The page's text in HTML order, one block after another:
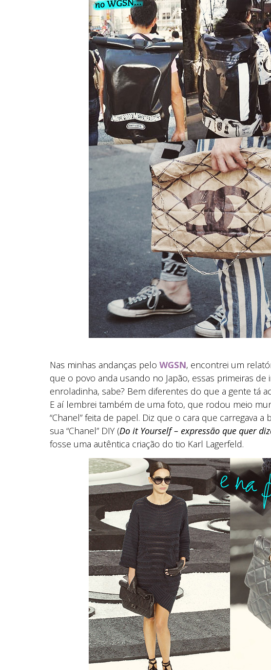
Nas minhas andanças pelo WGSN, encontrei um
que o povo anda usando no Japão, essas primeiras
enroladinha, sabe? Bem diferentes do que a gente tá
E aí lembrei também de uma foto, que rodou meio
“Chanel” feita de papel. Diz que o cara que carregava
sua “Chanel” DIY (Do it Yourself – expressão que quer
fosse uma autêntica criação do tio Karl Lagerfeld.